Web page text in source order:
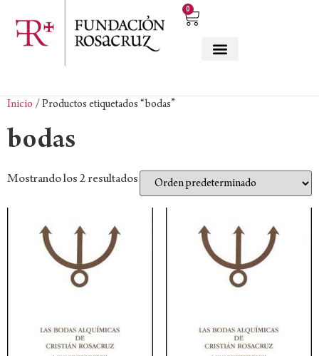
0
Inicio / Productos etiquetados “bodas”
bodas
Mostrando los 2 resultados